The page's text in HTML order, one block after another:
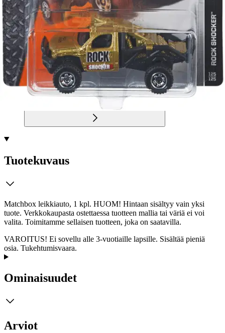
Ilmainen toimitus yli 100 €:n tilauksille
Postin pakettiautomaattiin tai
palvelupisteeseen!
Etu ei koske Suuri‑lisäpalvelulla toimitettavia tuotteita.
Tarkista myymäläsaatavuus
Tuotekuvaus
Matchbox leikkiauto, 1 kpl. HUOM! Hintaan sisältyy vain yksi
tuote. Verkkokaupasta ostettaessa tuotteen mallia tai väriä ei voi
valita. Toimitamme sellaisen tuotteen, joka on saatavilla.
VAROITUS! Ei sovellu alle 3-vuotiaille lapsille. Sisältää pieniä
osia. Tukehtumisvaara.
Ominaisuudet
Arviot